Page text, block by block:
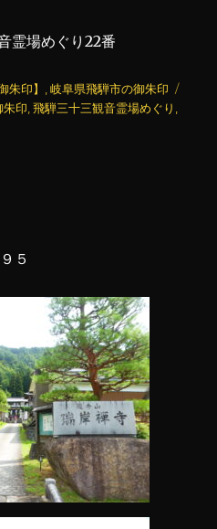
霊場めぐり22番
朱印】 ,岐阜県飛騨市の御朱印
朱印 ,飛騨三十三観音霊場めぐり
５